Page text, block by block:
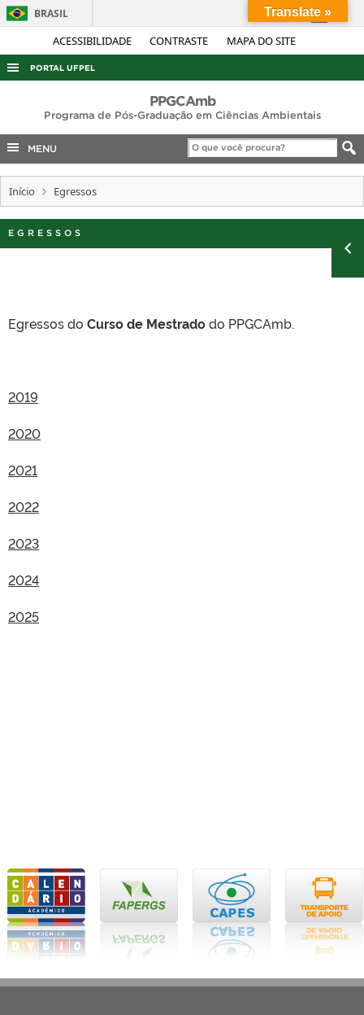
ACESSIBILIDADE CONTRASTE MAPA DO SITE
BRASIL
Simplifique!
Acesso à informação
Legislação
Canais
PORTAL UFPEL
AUDITORIA
COBALTO
CONCURSOS
EDITAIS
INTERNACIONAL
PPGCAmb
Programa de Pós-Graduação em Ciências Ambientais
MENU
Início Egressos
EGRESSOS
Egressos do Curso de Mestradodo PPGCAmb.
2019
2020
2021
2022
2023
2024
2025
Translate »